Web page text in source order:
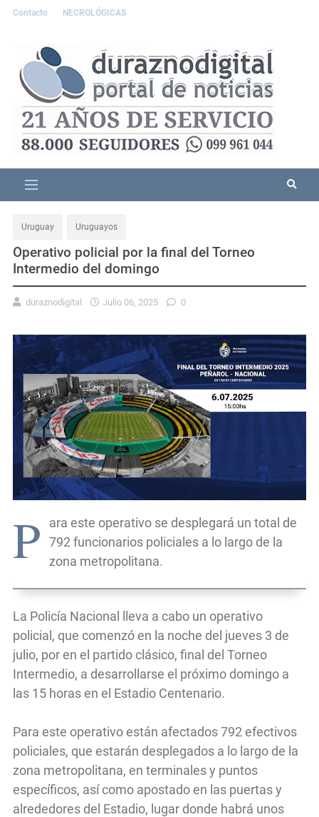
Contacto NECROLÓGICAS
Uruguay Uruguayos
Operativo policial por la final del Torneo
Intermedio del domingo
duraznodigital Julio 06, 2025 0
P
ara este operativo se desplegará un total de
792 funcionarios policiales a lo largo de la
zona metropolitana.
La Policía Nacional lleva a cabo un operativo
policial, que comenzó en la noche del jueves 3 de
julio, por en el partido clásico, final del Torneo
Intermedio, a desarrollarse el próximo domingo a
las 15 horas en el Estadio Centenario.
Para este operativo están afectados 792 efectivos
policiales, que estarán desplegados a lo largo de la
zona metropolitana, en terminales y puntos
específicos, así como apostado en las puertas y
alrededores del Estadio, lugar donde habrá unos